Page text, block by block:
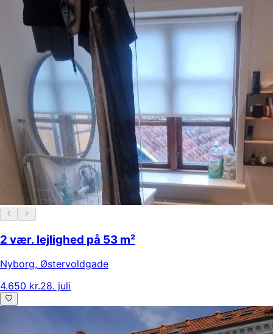
2 vær. lejlighed på 53 m²
Nyborg, Østervoldgade
4.650 kr.28. juli